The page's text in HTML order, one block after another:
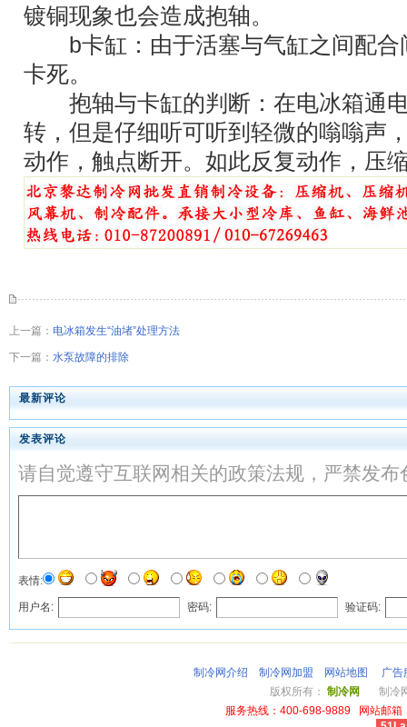
镀铜现象也会造成抱轴。
b卡缸：由于活塞与气缸之间配合
卡死。
抱轴与卡缸的判断：在电冰箱通电
转，但是仔细听可听到轻微的嗡嗡声
动作，触点断开。如此反复动作，压
上一篇： 电冰箱发生“油堵”处理方法
下一篇： 水泵故障的排除
最新评论
发表评论
请自觉遵守互联网相关的政策法规，严禁发
表情:
用户名: 密码: 验证码:
制冷网介绍 制冷网加盟 网站地图
广告
版权所有： 制冷网
制冷网
服务热线：400-698-9889 网站邮